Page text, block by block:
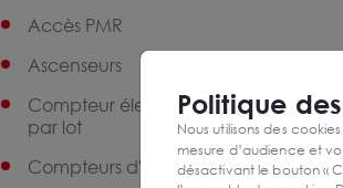
Accès PMR
Ascenseurs
Compteur électrique indépendant
par lot
Compteurs d'eau divisionnaires
Politique des
Nous utilisons des
mesure d’audience et
désactivant le bouton «